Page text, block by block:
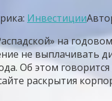
Инвестиции
на
не выплачивать
Об этом
раскрытия